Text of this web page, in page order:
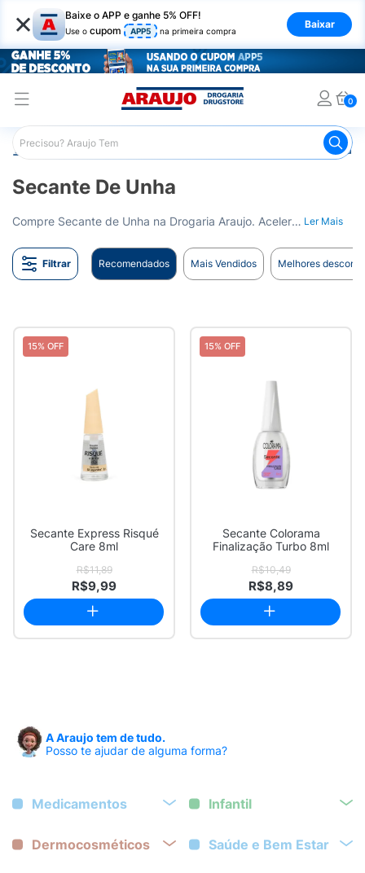
× Baixe o APP e ganhe 5% OFF!
Use o cupom APP5 na primeira compra
Baixar
0
Araujo Beleza e Cuidados Secante de Unha
Secante De Unha
Compre Secante de Unha na Drogaria Araujo. Acelere o processo de secagem do esmalte. Entrega para todo o Brasil. Ler Mais
Filtrar Recomendados Mais Vendidos Melhores
15% OFF
Secante Express Risqué
Care 8ml
R$11,89
R$9,99
15% OFF
Secante Colorama
Finalização Turbo 8ml
R$10,49
R$8,89
A Araujo tem de tudo.
Posso te ajudar de alguma forma?
Medicamentos Infantil
Dermocosméticos Saúde e Bem Estar